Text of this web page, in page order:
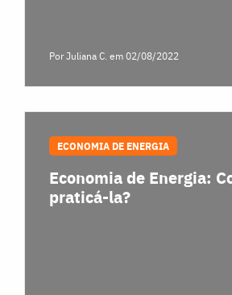
Por Juliana C. em 02/08/2022
ECONOMIA DE ENERGIA
Economia de Energia:
praticá-la?